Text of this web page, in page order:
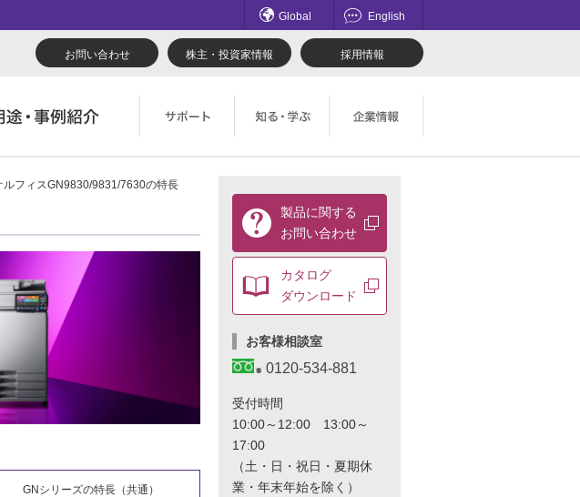
Global English
お問い合わせ 株主・投資家情報 採用情報
導入事例
素材ダウンロード
製品についてのお問い合わせ一覧
消耗品情報
報誌『理想の詩』 理想科学のものづくり
ART 鹿島アントラーズ応援サイト
社概要 マネジメント
み 採用情報
境への取り組み 社会とのかかわり
ルフィスGN9830/9831/7630の特長
GNシリーズの特長（共通）
製
品
関
合
せ
と
タ
ロ
グ
製品に関する
お問い合わせ
カタログ
ダウンロード
お客様相談室
0120-534-881
受付時間
10:00～12:00 13:00～
17:00
（土・日・祝日・夏期休
業・年末年始を除く）